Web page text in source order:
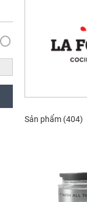
Sản phẩm (404)